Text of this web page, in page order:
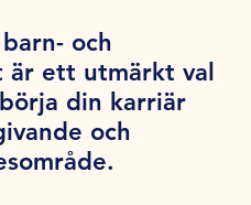
och
ett utmärkt val
din karriär
och